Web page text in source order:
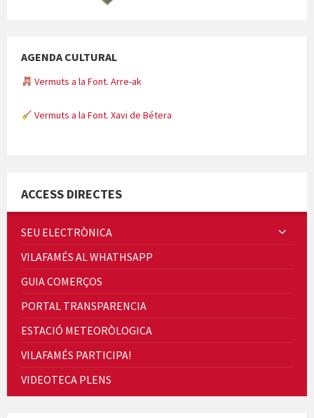
AGENDA CULTURAL
Vermuts a la Font. Arre-ak
Vermuts a la Font. Xavi de Bétera
Quintà Culroja
Cicle de Cine i Dones rurals
ACCESS DIRECTES
SEU ELECTRÒNICA
VILAFAMÉS AL WHATHSAPP
GUIA COMERÇOS
PORTAL TRANSPARENCIA
ESTACIÓ METEORÒLOGICA
VILAFAMÉS PARTICIPA!
VIDEOTECA PLENS